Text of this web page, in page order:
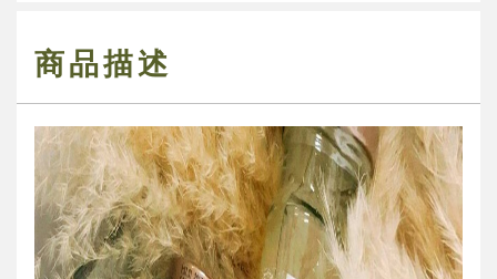
商品描述